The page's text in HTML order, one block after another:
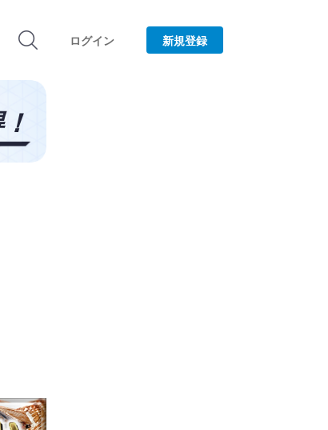
ログイン 新規登録